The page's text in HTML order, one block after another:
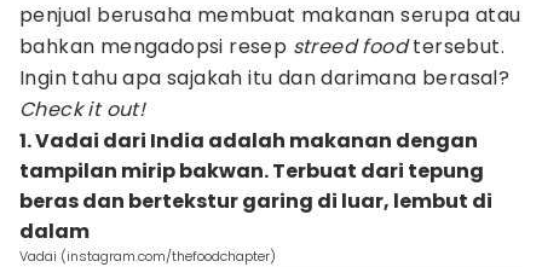
penjual berusaha membuat makanan serupa atau
bahkan mengadopsi resep streed foodtersebut.
Ingin tahu apa sajakah itu dan darimana berasal?
Check it out!
1. Vadai dari India adalah makanan dengan
tampilan mirip bakwan. Terbuat dari tepung
beras dan bertekstur garing di luar, lembut di
dalam
Vadai (instagram.com/thefoodchapter)